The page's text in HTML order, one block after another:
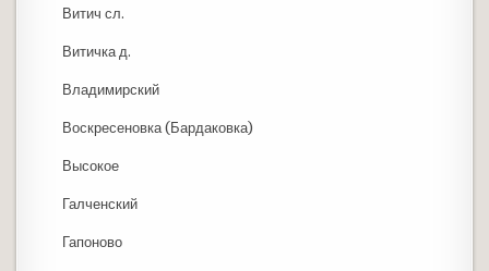
Витич сл.
Витичка д.
Владимирский
Воскресеновка (Бардаковка)
Высокое
Галченский
Гапоново